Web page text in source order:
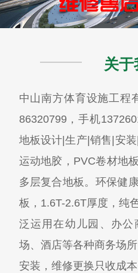
关于
中山南方体育设施工程
86320799，手机
地板设计|生产|销售|安
运动地胶，PVC卷材地
多层复合地板。环保健
板，1.6T-2.6T厚度，纯
泛运用在幼儿园、办
场、酒店等各种商务场
安装，维修更换只收成